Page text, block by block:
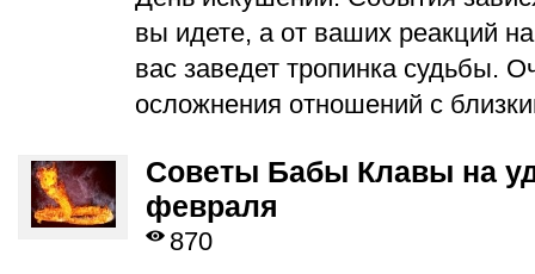
вы идете, а от ваших реакций
вас заведет тропинка судьбы.
осложнения отношений с
Советы Бабы Клавы на
февраля
870